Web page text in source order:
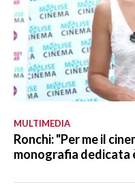
MULTIMEDIA
Ronchi: "Per me il
monografia dedicata